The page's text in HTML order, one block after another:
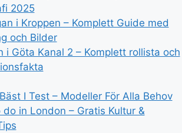
2025
i Kroppen – Komplett Guide med
och Bilder
i Göta Kanal 2 – Komplett rollista och
I Test – Modeller För Alla Behov
do in London – Gratis Kultur &